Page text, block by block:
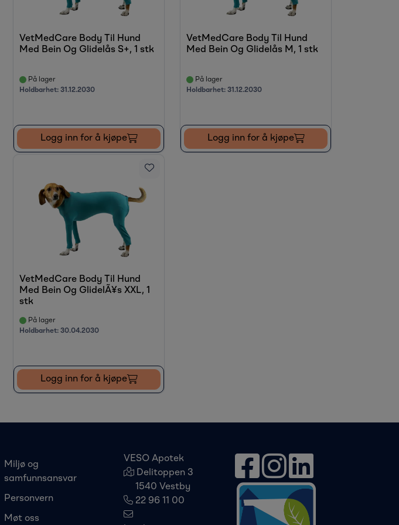
VetMedCare Body Til Hund
Med Bein Og Glidelås S+, 1 stk
På lager
Holdbarhet: 31.12.2030
Logg inn for å kjøpe
VetMedCare Body Til Hund
Med Bein Og Glidelås M, 1 stk
På lager
Holdbarhet: 31.12.2030
Logg inn for å kjøpe
VetMedCare Body Til Hund
Med Bein Og GlidelÃ¥s XXL, 1
stk
På lager
Holdbarhet: 30.04.2030
Logg inn for å kjøpe
Miljø og
samfunnsansvar
Personvern
Møt oss
VESO Apotek
Delitoppen 3
1540 Vestby
22 96 11 00